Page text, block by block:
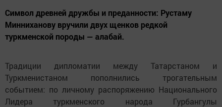
Символ древней дружбы и преданности: Рустаму
Минниханову вручили двух щенков редкой
туркменской породы — алабай.
Традиции дипломатии между Татарстаном и
Туркменистаном пополнились трогательным
событием: по личному распоряжению Национального
Лидера туркменского народа Гурбангулы